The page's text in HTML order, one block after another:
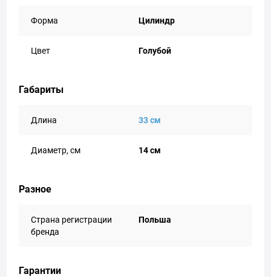
Форма Цилиндр
Цвет Голубой
Габариты
Длина 33 см
Диаметр, см 14 см
Разное
Страна регистрации
бренда
Польша
Гарантии